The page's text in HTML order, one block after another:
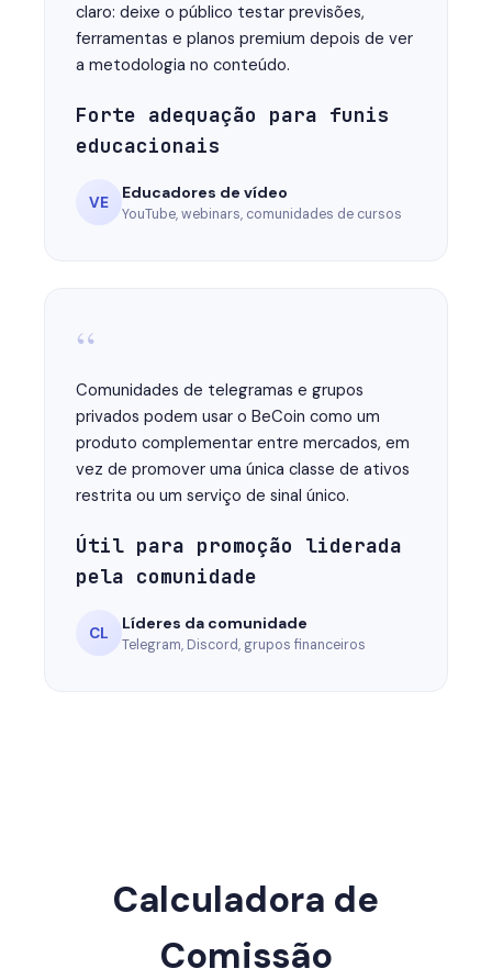
claro: deixe o público testar previsões,
ferramentas e planos premium depois de ver
a metodologia no conteúdo.
Forte adequação para funis
educacionais
VE
Educadores de vídeo
YouTube, webinars, comunidades de cursos
“
Comunidades de telegramas e grupos
privados podem usar o BeCoin como um
produto complementar entre mercados, em
vez de promover uma única classe de ativos
restrita ou um serviço de sinal único.
Útil para promoção liderada
pela comunidade
CL
Líderes da comunidade
Telegram, Discord, grupos financeiros
Calculadora de
Comissão